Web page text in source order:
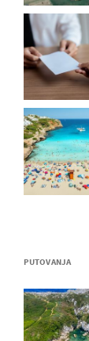
PUTOVANJA